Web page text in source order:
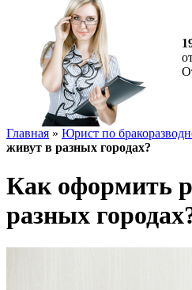
Главная » Юрист по
живут в разных городах?
Как оформить
разных